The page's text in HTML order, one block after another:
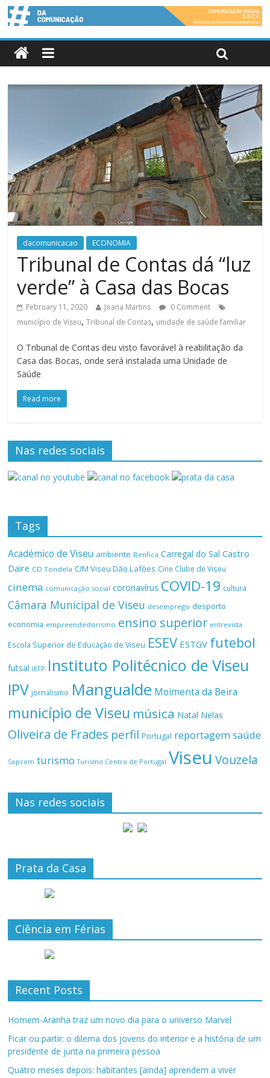
dacomunicacao ECONOMIA
Tribunal de Contas dá “luz
verde” à Casa das Bocas
February 11, 2020 Joana Martins
0 Comment
município de Viseu,Tribunal de Contas, unidade de saúde familiar
O Tribunal de Contas deu visto favorável à reabilitação da
Casa das Bocas, onde será instalada uma Unidade de
Saúde
Read more
Nas redes sociais
Tags
Académico de Viseu ambiente Benfica Carregal do Sal Castro
Daire CD Tondela CIM Viseu Dão Lafões Cine Clube de Viseu
cinema comunicação social coronavírus COVID-19 cultura
Câmara Municipal de Viseu desemprego desporto
economia empreendedorismo ensino superior entrevista
Escola Superior de Educação de Viseu ESEV ESTGV futebol
futsal IEFP Instituto Politécnico de Viseu
IPV jornalismo Mangualde Moimenta da Beira
município de Viseu música Natal Nelas
Oliveira de Frades perfil Portugal reportagemsaúde
Sopcom turismo Turismo Centro de Portugal Viseu Vouzela
Nas redes sociais
Prata da Casa
Ciência em Férias
Recent Posts
Homem-Aranha traz um novo dia para o universo Marvel
Ficar ou partir: o dilema dos jovens do interior e a história de um
presidente de junta na primeira pessoa
Quatro meses depois: habitantes [ainda] aprendem a viver